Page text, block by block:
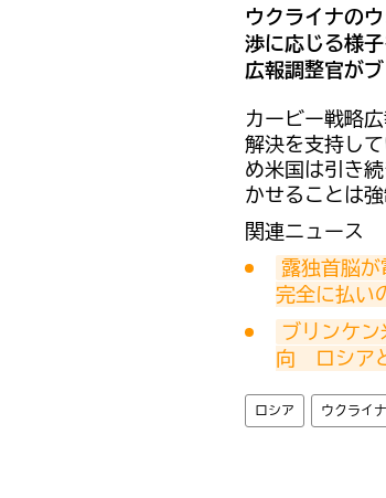
ウクライナの
渉に応じる様
広報調整官が
カービー戦略
解決を支持し
め米国は引き
かせることは
関連ニュース
露独首脳
完全に払い
ブリンケ
向　ロシア
ロシア ウクライナ